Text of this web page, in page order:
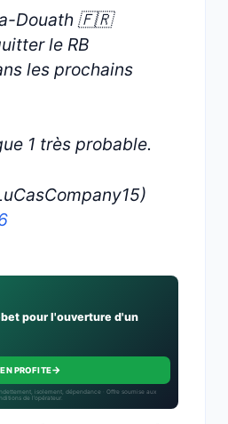
Douath 🇫🇷
le RB
les prochains
1 très probable.
pour l'ouverture d'un
PROFITE→
isolement, dépendance · Offre soumise aux
de l’opérateur.